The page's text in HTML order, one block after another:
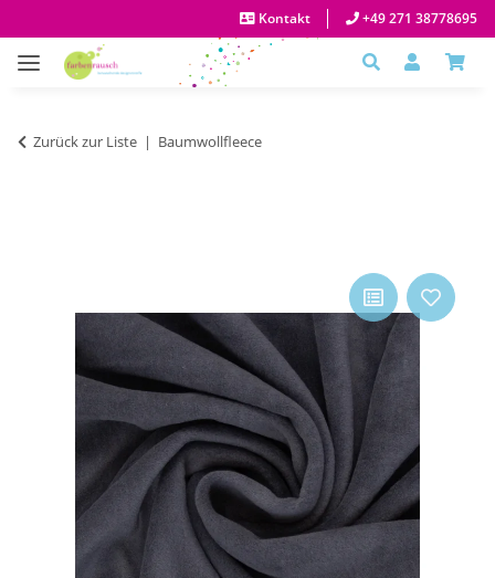
Kontakt +49 271 38778695
Zurück zur Liste Baumwollfleece